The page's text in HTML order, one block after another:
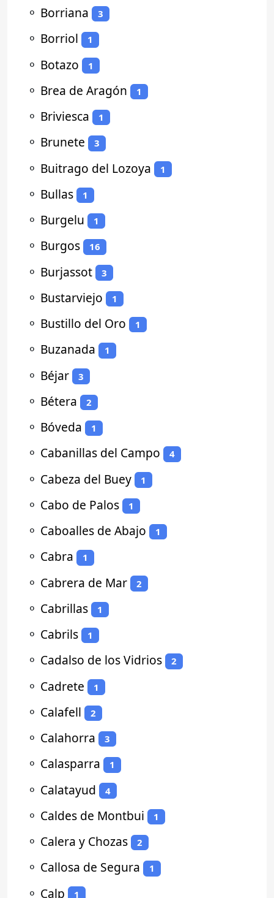
⚬ Borriana 3
⚬ Borriol 1
⚬ Botazo 1
⚬ Brea de Aragón 1
⚬ Briviesca 1
⚬ Brunete 3
⚬ Buitrago del Lozoya 1
⚬ Bullas 1
⚬ Burgelu 1
⚬ Burgos 16
⚬ Burjassot 3
⚬ Bustarviejo 1
⚬ Bustillo del Oro 1
⚬ Buzanada 1
⚬ Béjar 3
⚬ Bétera 2
⚬ Bóveda 1
⚬ Cabanillas del Campo 4
⚬ Cabeza del Buey 1
⚬ Cabo de Palos 1
⚬ Caboalles de Abajo 1
⚬ Cabra 1
⚬ Cabrera de Mar 2
⚬ Cabrillas 1
⚬ Cabrils 1
⚬ Cadalso de los Vidrios 2
⚬ Cadrete 1
⚬ Calafell 2
⚬ Calahorra 3
⚬ Calasparra 1
⚬ Calatayud 4
⚬ Caldes de Montbui 1
⚬ Calera y Chozas 2
⚬ Callosa de Segura 1
⚬ Calp 1